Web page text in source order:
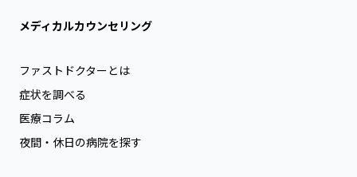
メディカルカウンセリング
ファストドクターとは
症状を調べる
医療コラム
夜間・休日の病院を探す